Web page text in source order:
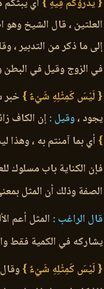
العلتين ، قال الشيخ
إلى ما ذكر من التدبير ،
في الزوج وقيل في
{ لَيْسَ كَمِثْلِهِ شَيْءٌ } خبر
يجود ،وقيل :إن الكاف
} أي بما آمنتم به ، وهذا
فإن الكناية باب مسلوك
الصفة وذلك أن المثل
قال الراغب : المثل أعم
يشاركه في الكمية فقط
{ لَيْسَ كَمِثْلِهِ شَيْءٌ }